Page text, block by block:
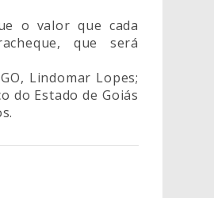
o valor que cada
que será
Lindomar Lopes;
do Estado de Goiás